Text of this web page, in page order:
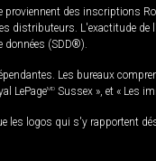
des inscriptions
distributeurs. L'exactitude
(SDD®).
Les bureaux
LePageMD Sussex », et « Les
les logos qui s'y rapportent